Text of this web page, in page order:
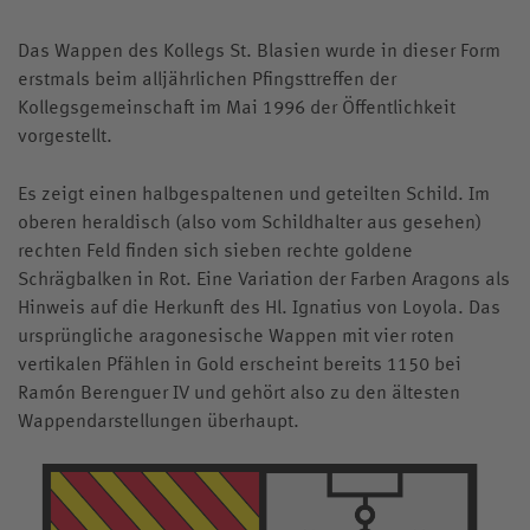
Erziehung
Ignatius
Sozialpraktikum
Gewaltprävention
Grundsätze
Schutzkonzept
Rechte und Pflichten
Verdacht auf Mobbing
Ansprechpartner
Aufklärung Missbrauch
Digitale Bildung
Übersicht
ZiBf
Konzeption
Berufsorientierung
Kollegsbibliothek
Externat
Praktikum und Referendariat
Zeugnisbeilage
Schweizer Schüler
Elternbeirat
Antrag auf Schulbefreiung
Förderung im Internat
Tagesablauf Internat
Ernährung im Internat
Elternbeirat
Internationalität
Standort
Voraussetzungen & Kosten
Internatsleben A – Z
Musik-AG
Musikschule
Kontakt
Sportverein
Kunstwerkstatt
Konzept
Anmeldung
Teilnahmebedingungen
Kollegsfernsehen
Stiftung
Solidarfonds
Kalender
Klosterkonzerte
Aktuelle Meldungen
Mitteilungen für Mitarbeitende
Kosten
Arbeiten am Kolleg St. Blasien
Stellenangebote
Altschüler
Anreise
Historie
Knabenchor „Stella Silvae“
Team
Übersicht
Andreas Goldschmidt
Pater Marco Hubrig SJ
Wolfgang Mayer
Christian Niederhofer
Pater Hans-Martin Rieder SJ
Cathrin Stoll
Katrin Hoffmann-Allgeier
Anmeldung
Anmeldung für Klasse 5
Das Wappen des Kollegs St. Blasien wurde in dieser Form
erstmals beim alljährlichen Pfingsttreffen der
Kollegsgemeinschaft im Mai 1996 der Öffentlichkeit
vorgestellt.
Es zeigt einen halbgespaltenen und geteilten Schild. Im
oberen heraldisch (also vom Schildhalter aus gesehen)
rechten Feld finden sich sieben rechte goldene
Schrägbalken in Rot. Eine Variation der Farben Aragons als
Hinweis auf die Herkunft des Hl. Ignatius von Loyola. Das
ursprüngliche aragonesische Wappen mit vier roten
vertikalen Pfählen in Gold erscheint bereits 1150 bei
Ramón Berenguer IV und gehört also zu den ältesten
Wappendarstellungen überhaupt.